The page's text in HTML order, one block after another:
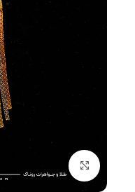
بزرگنمایی تصویر